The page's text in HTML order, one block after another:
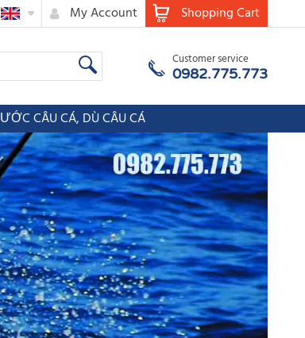
Shopping Cart
My Account
Customer service
0982.775.773
CÂU CÁ, DÙ CÂU CÁ